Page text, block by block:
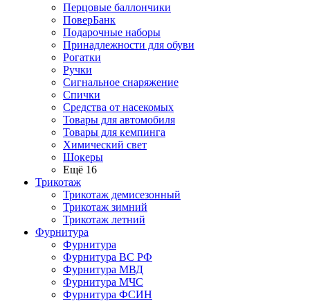
Перцовые баллончики
ПоверБанк
Подарочные наборы
Принадлежности для обуви
Рогатки
Ручки
Сигнальное снаряжение
Спички
Средства от насекомых
Товары для автомобиля
Товары для кемпинга
Химический свет
Шокеры
Ещё 16
Трикотаж
Трикотаж демисезонный
Трикотаж зимний
Трикотаж летний
Фурнитура
Фурнитура
Фурнитура ВС РФ
Фурнитура МВД
Фурнитура МЧС
Фурнитура ФСИН